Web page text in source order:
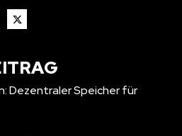
Dezentraler Speicher für